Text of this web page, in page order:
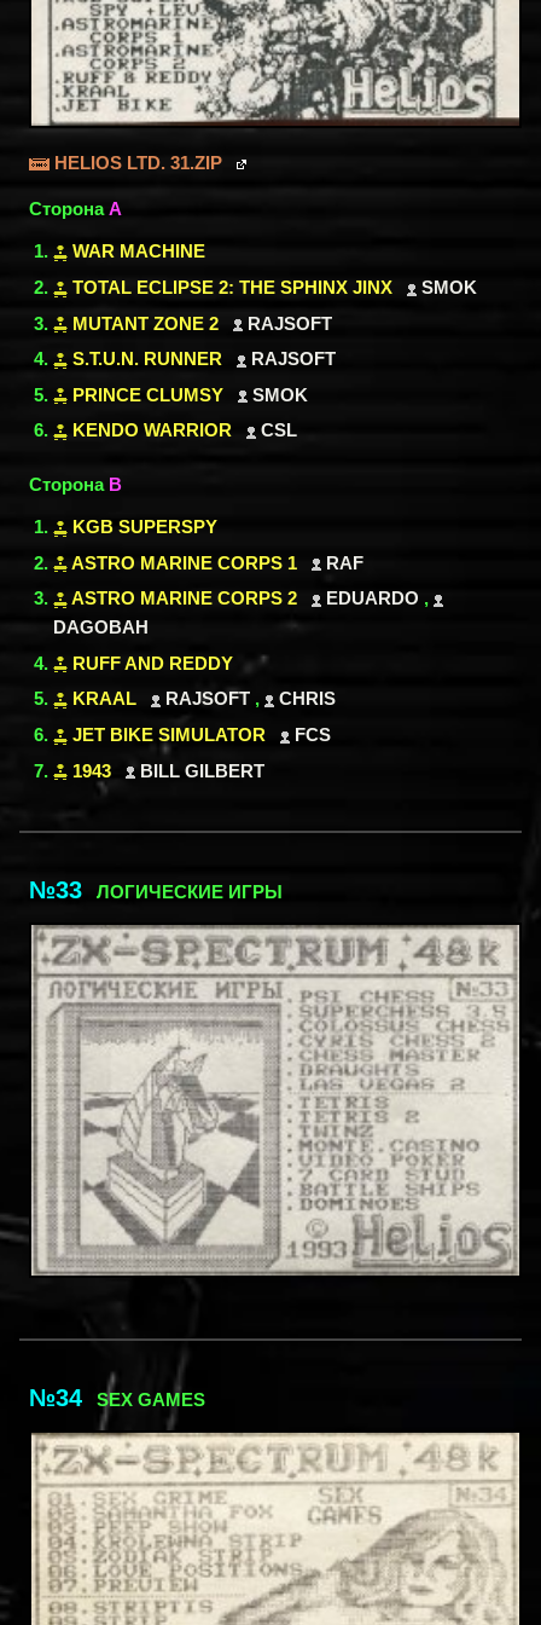
HELIOS LTD. 31.ZIP
СторонаA
WAR MACHINE
TOTAL ECLIPSE 2: THE SPHINX JINX
SMOK
MUTANT ZONE 2
RAJSOFT
S.T.U.N. RUNNER
RAJSOFT
PRINCE CLUMSY
SMOK
KENDO WARRIOR
CSL
Сторона B
KGB SUPERSPY
ASTRO MARINE CORPS 1
RAF
ASTRO MARINE CORPS 2
EDUARDO ,
DAGOBAH
RUFF AND REDDY
KRAAL
RAJSOFT ,
CHRIS
JET BIKE SIMULATOR
FCS
1943
BILL GILBERT
№33 ЛОГИЧЕСКИЕ ИГРЫ
№34 SEX GAMES